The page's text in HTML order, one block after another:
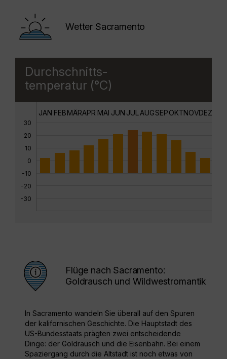
Wetter Sacramento
Durchschnitts-
temperatur (°C)
30
20
10
0
-10
-20
-30
JAN FEBMÄRAPR MAI JUN JUL AUGSEPOKTNOVDEZ
Flüge nach Sacramento:
Goldrausch und Wildwestromantik
In Sacramento wandeln Sie überall auf den Spuren
der kalifornischen Geschichte. Die Hauptstadt des
US-Bundesstaats prägten zwei entscheidende
Dinge: der Goldrausch und die Eisenbahn. Bei einem
Spaziergang durch die Altstadt ist noch etwas von